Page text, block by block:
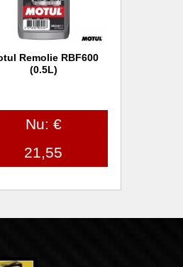
In winkelwagen
Remolie RBF600
(0.5L)
Nu: €
21,55